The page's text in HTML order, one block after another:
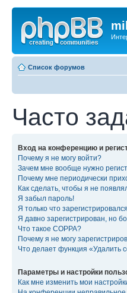
Список форумов
Часто
Вход на конференцию и
Почему я не могу войти?
Зачем мне вообще нужно
Почему мне периодически
Как сделать, чтобы я не
Я забыл пароль!
Я только что
Я давно зарегистрирован, но
Что такое COPPA?
Почему я не могу
Что делает функция «Удалить
Параметры и настройки
Как мне изменить мои